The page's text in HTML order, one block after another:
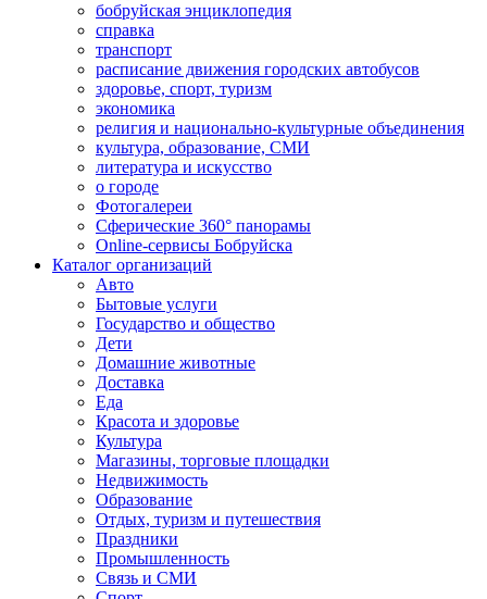
бобруйская энциклопедия
справка
транспорт
расписание движения городских автобусов
здоровье, спорт, туризм
экономика
религия и национально-культурные объединения
культура, образование, СМИ
литература и искусство
о городе
Фотогалереи
Сферические 360° панорамы
Online-сервисы Бобруйска
Каталог организаций
Авто
Бытовые услуги
Государство и общество
Дети
Домашние животные
Доставка
Еда
Красота и здоровье
Культура
Магазины, торговые площадки
Недвижимость
Образование
Отдых, туризм и путешествия
Праздники
Промышленность
Связь и СМИ